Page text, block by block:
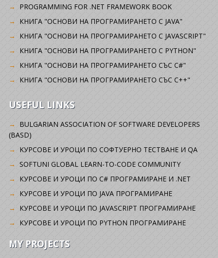
PROGRAMMING FOR .NET FRAMEWORK BOOK
КНИГА "ОСНОВИ НА ПРОГРАМИРАНЕТО С JAVA"
КНИГА "ОСНОВИ НА ПРОГРАМИРАНЕТО С JAVASCRIPT"
КНИГА "ОСНОВИ НА ПРОГРАМИРАНЕТО С PYTHON"
КНИГА "ОСНОВИ НА ПРОГРАМИРАНЕТО СЪС C#"
КНИГА "ОСНОВИ НА ПРОГРАМИРАНЕТО СЪС C++"
USEFUL LINKS
BULGARIAN ASSOCIATION OF SOFTWARE DEVELOPERS
(BASD)
KУРСОВЕ И УРОЦИ ПО СОФТУЕРНО ТЕСТВАНЕ И QA
SOFTUNI GLOBAL LEARN-TO-CODE COMMUNITY
КУРСОВЕ И УРОЦИ ПО C# ПРОГРАМИРАНЕ И .NET
КУРСОВЕ И УРОЦИ ПО JAVA ПРОГРАМИРАНЕ
КУРСОВЕ И УРОЦИ ПО JAVASCRIPT ПРОГРАМИРАНЕ
КУРСОВЕ И УРОЦИ ПО PYTHON ПРОГРАМИРАНЕ
MY PROJECTS